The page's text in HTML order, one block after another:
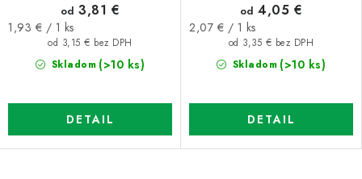
Skladom (>10 ks)
od 3,15 € bez DPH
od 3,81 €
Jednotková
1,93 € / 1 ks
DETAIL
Skladom (>10 ks)
od 3,35 € bez DPH
od 4,05 €
Jednotková
2,07 € / 1 ks
DETAIL